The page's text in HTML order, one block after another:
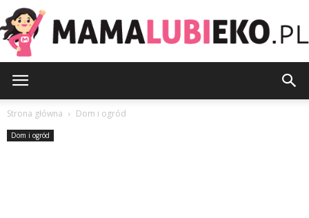
Strona główna Dom i ogród
Dom i ogród